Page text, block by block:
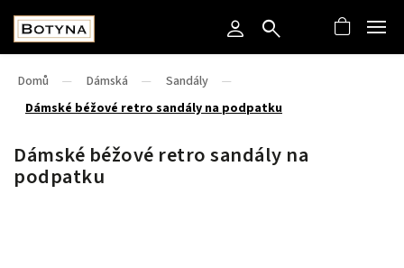
Domů / Dámská / Sandály
/
Dámské béžové retro sandály na podpatku
Dámské béžové retro sandály na
podpatku